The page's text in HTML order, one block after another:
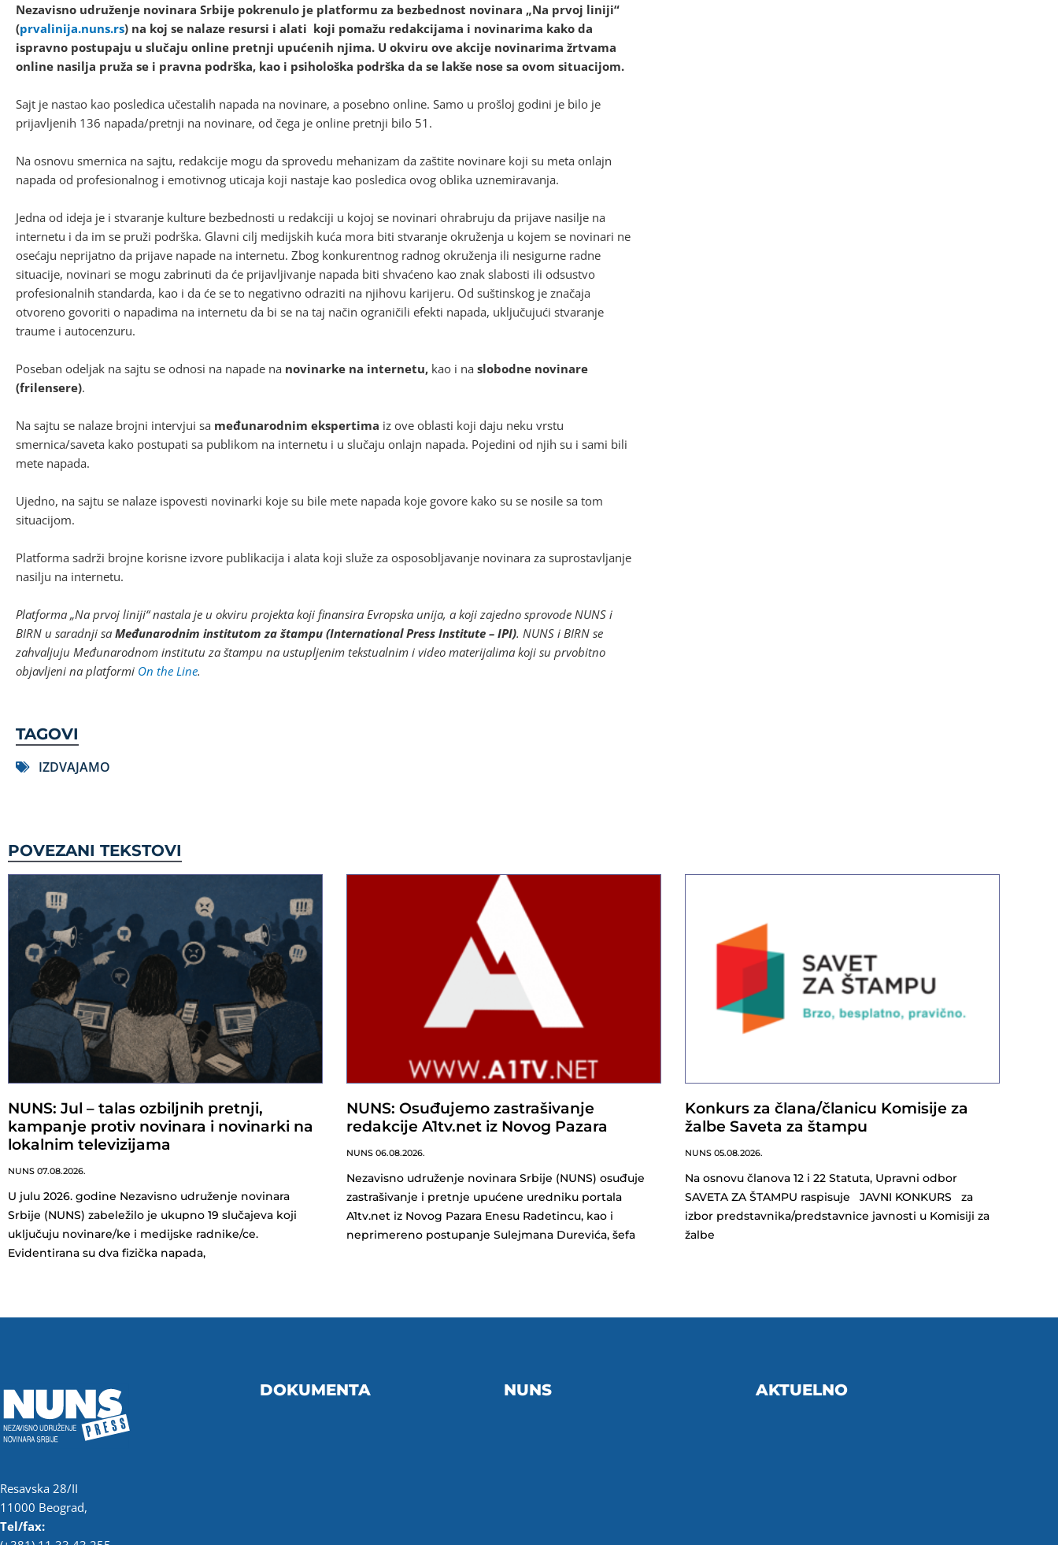
Nezavisno udruženje novinara Srbije pokrenulo je platformu za bezbednost novinara „Na prvoj liniji“
(prvalinija.nuns.rs) na koj se nalaze resursi i alati koji pomažu redakcijama i novinarima kako da
ispravno postupaju u slučaju online pretnji upućenih njima. U okviru ove akcije novinarima žrtvama
online nasilja pruža se i pravna podrška, kao i psihološka podrška da se lakše nose sa ovom situacijom.
Sajt je nastao kao posledica učestalih napada na novinare, a posebno online. Samo u prošloj godini je bilo je
prijavljenih 136 napada/pretnji na novinare, od čega je online pretnji bilo 51.
Na osnovu smernica na sajtu, redakcije mogu da sprovedu mehanizam da zaštite novinare koji su meta onlajn
napada od profesionalnog i emotivnog uticaja koji nastaje kao posledica ovog oblika uznemiravanja.
Jedna od ideja je i stvaranje kulture bezbednosti u redakciji u kojoj se novinari ohrabruju da prijave nasilje na
internetu i da im se pruži podrška. Glavni cilj medijskih kuća mora biti stvaranje okruženja u kojem se novinari ne
osećaju neprijatno da prijave napade na internetu. Zbog konkurentnog radnog okruženja ili nesigurne radne
situacije, novinari se mogu zabrinuti da će prijavljivanje napada biti shvaćeno kao znak slabosti ili odsustvo
profesionalnih standarda, kao i da će se to negativno odraziti na njihovu karijeru. Od suštinskog je značaja
otvoreno govoriti o napadima na internetu da bi se na taj način ograničili efekti napada, uključujući stvaranje
traume i autocenzuru.
Poseban odeljak na sajtu se odnosi na napade na novinarke na internetu, kao i na slobodne novinare
(frilensere).
Na sajtu se nalaze brojni intervjui sa međunarodnim ekspertima iz ove oblasti koji daju neku vrstu
smernica/saveta kako postupati sa publikom na internetu i u slučaju onlajn napada. Pojedini od njih su i sami bili
mete napada.
Ujedno, na sajtu se nalaze ispovesti novinarki koje su bile mete napada koje govore kako su se nosile sa tom
situacijom.
Platforma sadrži brojne korisne izvore publikacija i alata koji služe za osposobljavanje novinara za suprostavljanje
nasilju na internetu.
Platforma „Na prvoj liniji“ nastala je u okviru projekta koji finansira Evropska unija, a koji zajedno sprovode NUNS i
BIRN u saradnji sa Međunarodnim institutom za štampu (International Press Institute – IPI). NUNS i BIRN se
zahvaljuju Međunarodnom institutu za štampu na ustupljenim tekstualnim i video materijalima koji su prvobitno
objavljeni na platformi On the Line.
TAGOVI
IZDVAJAMO
POVEZANI TEKSTOVI
NUNS: Jul – talas ozbiljnih pretnji,
kampanje protiv novinara i novinarki na
lokalnim televizijama
NUNS 07.08.2026.
U julu 2026. godine Nezavisno udruženje novinara
Srbije (NUNS) zabeležilo je ukupno 19 slučajeva koji
uključuju novinare/ke i medijske radnike/ce.
Evidentirana su dva fizička napada,
NUNS: Osuđujemo zastrašivanje
redakcije A1tv.net iz Novog Pazara
NUNS 06.08.2026.
Nezavisno udruženje novinara Srbije (NUNS) osuđuje
zastrašivanje i pretnje upućene uredniku portala
A1tv.net iz Novog Pazara Enesu Radetincu, kao i
neprimereno postupanje Sulejmana Durevića, šefa
Konkurs za člana/članicu Komisije za
žalbe Saveta za štampu
NUNS 05.08.2026.
Na osnovu članova 12 i 22 Statuta, Upravni odbor
SAVETA ZA ŠTAMPU raspisuje JAVNI KONKURS za
izbor predstavnika/predstavnice javnosti u Komisiji za
žalbe
Resavska 28/II
11000 Beograd,
Tel/fax:
DOKUMENTA NUNS AKTUELNO